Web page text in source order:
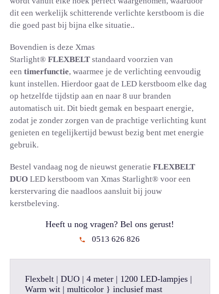
dit een werkelijk schitterende verlichte kerstboom is die
die goed past bij bijna elke situatie..
Bovendien is deze Xmas
Starlight® FLEXBELT standaard voorzien van
een timerfunctie, waarmee je de verlichting eenvoudig
kunt instellen. Hierdoor gaat de LED kerstboom elke dag
op hetzelfde tijdstip aan en naar 8 uur branden
automatisch uit. Dit biedt gemak en bespaart energie,
zodat je zonder zorgen van de prachtige verlichting kunt
genieten en tegelijkertijd bewust bezig bent met energie
gebruik.
Bestel vandaag nog de nieuwst generatie FLEXBELT
DUO LED kerstboom van Xmas Starlight® voor een
kerstervaring die naadloos aansluit bij jouw
kerstbeleving.
Heeft u nog vragen? Bel ons gerust!
0513 626 826
Flexbelt | DUO | 4 meter | 1200 LED-lampjes |
Warm wit | multicolor } inclusief mast